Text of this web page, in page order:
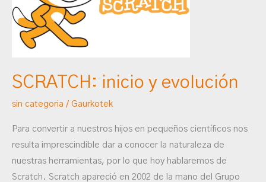
SCRATCH: inicio y evolución
sin categoria / Gaurkotek
Para convertir a nuestros hijos en pequeños científicos nos
resulta imprescindible dar a conocer la naturaleza de
nuestras herramientas, por lo que hoy hablaremos de
Scratch. Scratch apareció en 2002 de la mano del Grupo